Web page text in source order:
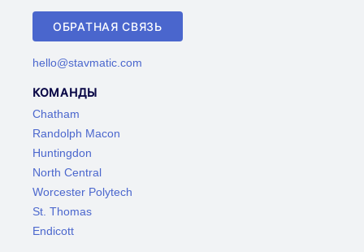
ОБРАТНАЯ СВЯЗЬ
hello@stavmatic.com
КОМАНДЫ
Chatham
Randolph Macon
Huntingdon
North Central
Worcester Polytech
St. Thomas
Endicott